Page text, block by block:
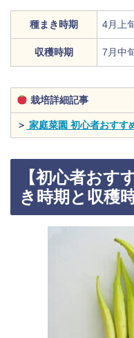
種まき時期 4月上
収穫時期 7月中
栽培詳細記事
＞ 家庭菜園 初心者おすす
【初心者おす
き時期と収穫時